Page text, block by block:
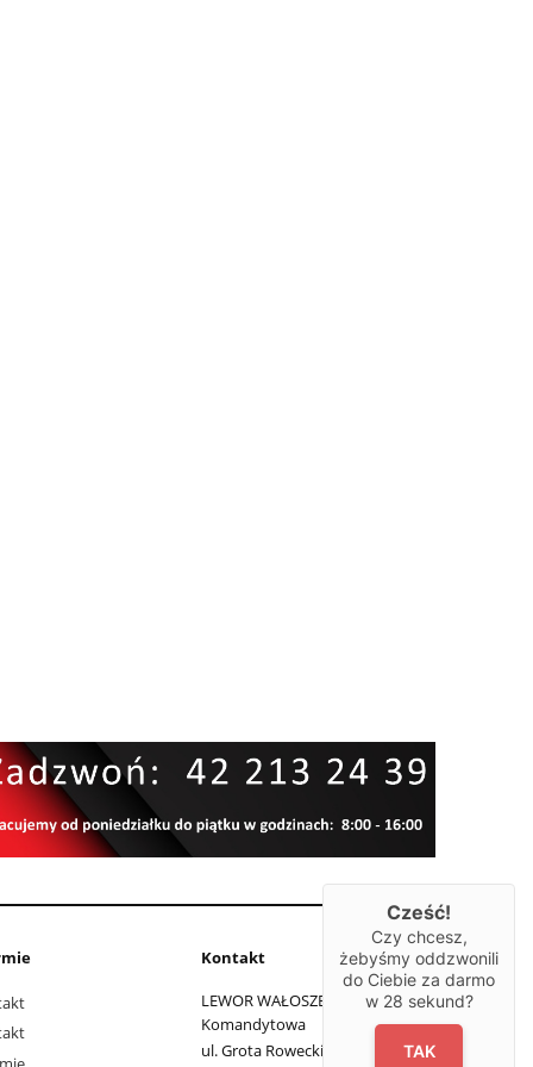
Kontakt
LEWOR WAŁOSZEK Spółka
Komandytowa
ul. Grota Roweckiego 11
Cześć!
Czy chcesz,
żebyśmy oddzwonili
do Ciebie za darmo
w 28 sekund?
TAK